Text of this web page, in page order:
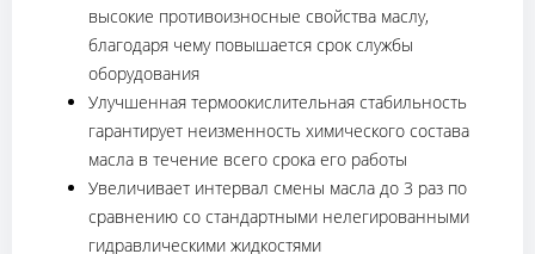
высокие противоизносные свойства маслу,
благодаря чему повышается срок службы
оборудования
Улучшенная термоокислительная стабильность
гарантирует неизменность химического состава
масла в течение всего срока его работы
Увеличивает интервал смены масла до 3 раз по
сравнению со стандартными нелегированными
гидравлическими жидкостями